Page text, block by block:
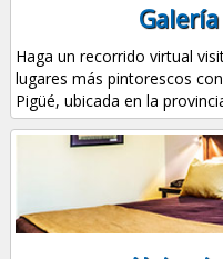
Haga un recorrido virtual
lugares más pintorescos
Pigüé, ubicada en la